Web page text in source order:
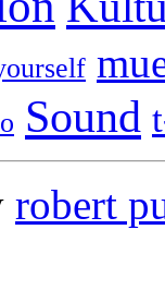
Sound
robert